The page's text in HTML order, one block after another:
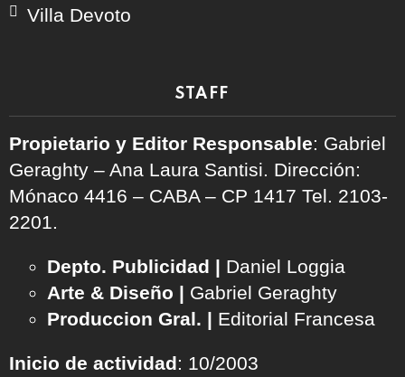
Villa Devoto
STAFF
Propietario y Editor Responsable: Gabriel
Geraghty – Ana Laura Santisi. Dirección:
Mónaco 4416 – CABA – CP 1417 Tel. 2103-
2201.
Depto. Publicidad | Daniel Loggia
Arte & Diseño | Gabriel Geraghty
Produccion Gral. | Editorial Francesa
Inicio de actividad: 10/2003